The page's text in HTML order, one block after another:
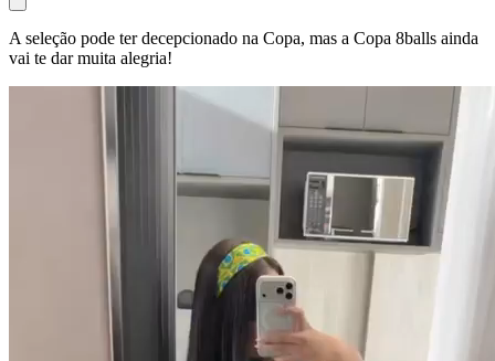
A seleção pode ter decepcionado na Copa, mas a Copa 8balls ainda
vai te dar muita alegria!